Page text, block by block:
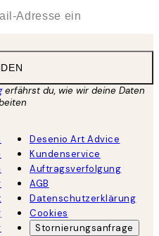
erfährst du, wie wir deine Daten
Desenio Art Advice
Kundenservice
Auftragsverfolgung
AGB
Datenschutzerklärung
Cookies
Stornierungsanfrage